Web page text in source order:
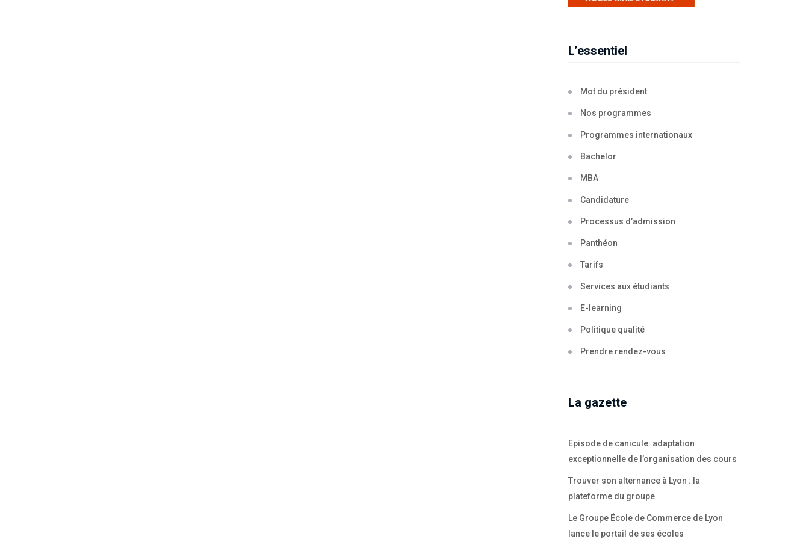
L’essentiel
Mot du président
Nos programmes
Programmes internationaux
Bachelor
MBA
Candidature
Processus d’admission
Panthéon
Tarifs
Services aux étudiants
E-learning
Politique qualité
Prendre rendez-vous
La gazette
Episode de canicule: adaptation
exceptionnelle de l’organisation des cours
Trouver son alternance à Lyon : la
plateforme du groupe
Le Groupe École de Commerce de Lyon
lance le portail de ses écoles